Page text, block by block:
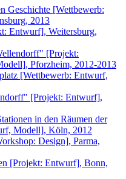
Geschichte [Wettbewerb:
2013
Entwurf], Weitersburg,
[Projekt:
Pforzheim, 2012-2013
[Wettbewerb: Entwurf,
[Projekt: Entwurf],
in den Räumen der
Modell], Köln, 2012
Design], Parma,
[Projekt: Entwurf], Bonn,